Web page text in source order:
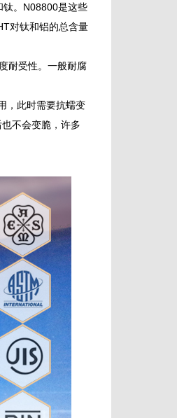
钛。N08800是这些
对钛和铝的总含量
耐受性。一般耐腐
，此时需要抗蠕变
不会变脆，许多